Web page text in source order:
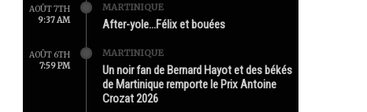
AOÛT 7TH
9:37 AM
MARTINIQUE
After-yole…Félix et bouées
AOÛT 6TH
7:59 PM
MARTINIQUE
Un noir fan de Bernard Hayot et des békés
de Martinique remporte le Prix Antoine
Crozat 2026